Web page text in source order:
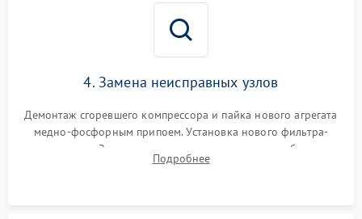
4. Замена неисправных узлов
Демонтаж сгоревшего компрессора и пайка нового агрегата
медно-фосфорным припоем. Установка нового фильтра-
осушителя. Замена изношенных вентиляторов обдува,
сломанных заслонок или поврежденных дверных петель.
Подробнее